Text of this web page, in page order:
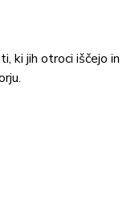
ki jih otroci iščejo in